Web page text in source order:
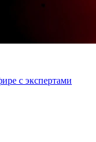
с экспертами